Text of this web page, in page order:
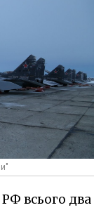
всього два